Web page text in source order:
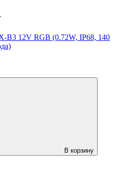
B3 12V RGB (0.72W, IP68, 140
В корзину